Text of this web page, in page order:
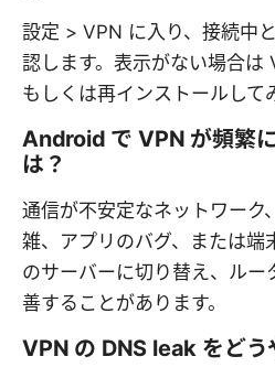
設定 > VPN に入り、接続中
認します。表示がない場合は
もしくは再インストールして
Android で VPN が頻繁
は？
通信が不安定なネットワーク
雑、アプリのバグ、または端
のサーバーに切り替え、ル
善することがあります。
VPN の DNS leak をどう